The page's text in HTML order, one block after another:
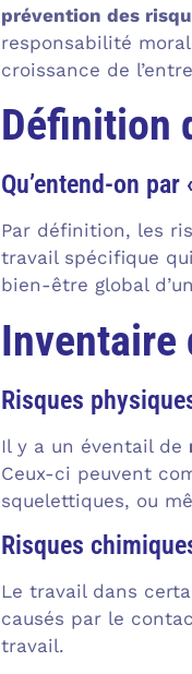
prévention des
responsabilité
croissance de
Définition
Qu’entend-on
Par définition, les
travail spécifique
bien-être global
Inventaire
Risques
Il y a un éventail de
Ceux-ci peuvent
squelettiques, ou
Risques
Le travail dans
causés par le
travail.